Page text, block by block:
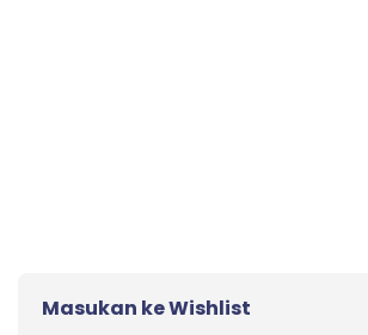
Masukan ke Wishlist